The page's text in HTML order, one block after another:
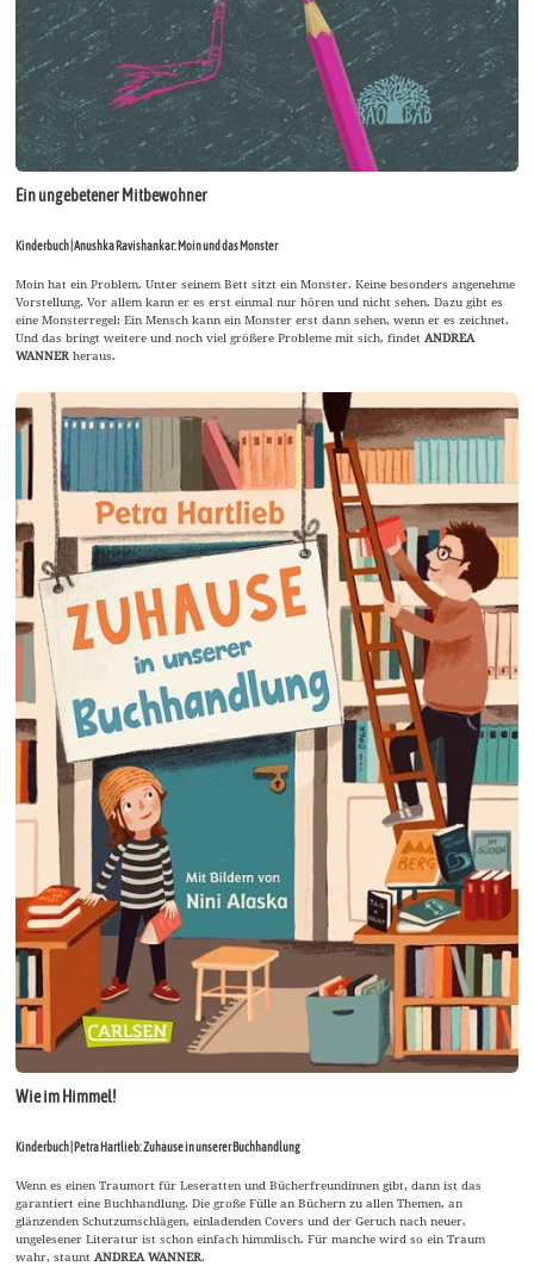
Ein ungebetener Mitbewohner
Kinderbuch | Anushka Ravishankar: Moin und das Monster
Moin hat ein Problem. Unter seinem Bett sitzt ein Monster. Keine besonders angenehme
Vorstellung. Vor allem kann er es erst einmal nur hören und nicht sehen. Dazu gibt es
eine Monsterregel: Ein Mensch kann ein Monster erst dann sehen, wenn er es zeichnet.
Und das bringt weitere und noch viel größere Probleme mit sich, findetANDREA
WANNERheraus.
Wie im Himmel!
Kinderbuch | Petra Hartlieb: Zuhause in unserer Buchhandlung
Wenn es einen Traumort für Leseratten und Bücherfreundinnen gibt, dann ist das
garantiert eine Buchhandlung. Die große Fülle an Büchern zu allen Themen, an
glänzenden Schutzumschlägen, einladenden Covers und der Geruch nach neuer,
ungelesener Literatur ist schon einfach himmlisch. Für manche wird so ein Traum
wahr, staunt ANDREA WANNER.